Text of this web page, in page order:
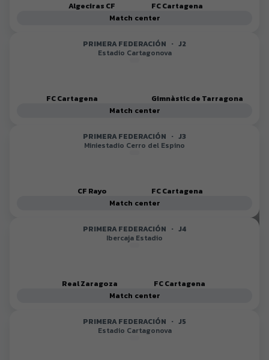
Renovación de Nacho
Renovación de Pablo
de Blasis
Algeciras CF
FC Cartagena
Match center
PRIMERA FEDERACIÓN · J2
Estadio Cartagonova
FC Cartagena
Gimnàstic de Tarragona
Match center
PRIMERA FEDERACIÓN · J3
Miniestadio Cerro del Espino
CF Rayo
FC Cartagena
Match center
PRIMERA FEDERACIÓN · J4
Ibercaja Estadio
Real Zaragoza
FC Cartagena
Match center
PRIMERA FEDERACIÓN · J5
Estadio Cartagonova